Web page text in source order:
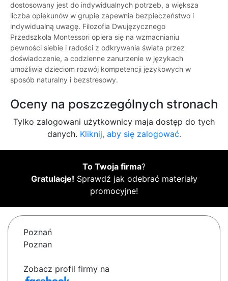
dostosowany jest do indywidualnych potrzeb, a większa
liczba opiekunów w grupie zapewnia bezpieczeństwo i
indywidualną uwagę. Filozofia Dwujęzycznego
Przedszkola Montessori opiera się na wzmacnianiu
pewności siebie i radości z odkrywania świata przez
doświadczenie, a codzienne zanurzenie w językach
umożliwia dzieciom rozwój kompetencji językowych w
sposób naturalny i bezstresowy.
Oceny na poszczególnych stronach
Tylko zalogowani użytkownicy maja dostęp do tych
danych. Kliknij, aby się zalogować.
To Twoja firma?
Gratulacje! Sprawdź jak odebrać materiały
promocyjne!
Poznań
Poznan
Zobacz profil firmy na